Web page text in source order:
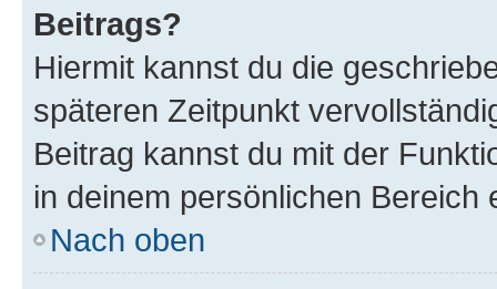
Beitrags?
Hiermit kannst du die
späteren Zeitpunkt
Beitrag kannst du mit der
in deinem persönlichen Bereich
Nach oben